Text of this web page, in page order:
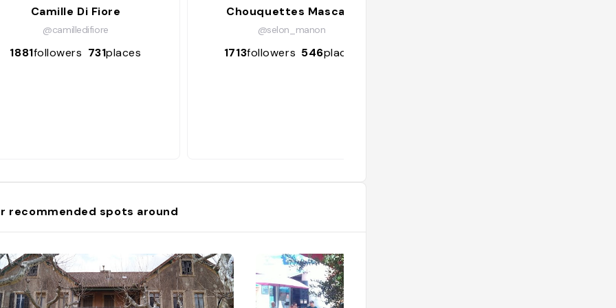
Camille Di Fiore
@camilledifiore
1881followers 731places
Chouquettes Mascara
@selon_manon
1713followers 546places
recommended spots around